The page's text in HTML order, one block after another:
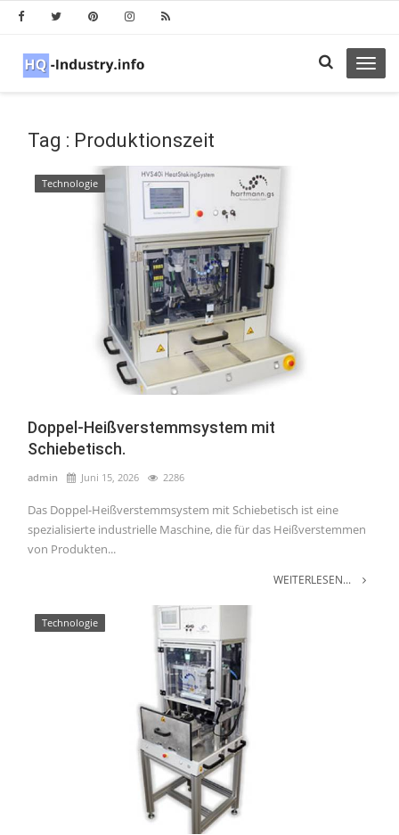
Tag : Produktionszeit
Technologie
Doppel-Heißverstemmsystem mit
Schiebetisch.
admin Juni 15, 2026 2286
Das Doppel-Heißverstemmsystem mit Schiebetisch ist eine
spezialisierte industrielle Maschine, die für das Heißverstemmen
von Produkten...
WEITERLESEN...
Technologie